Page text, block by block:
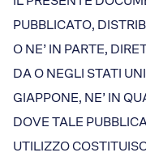
Dicono di
Approfondimenti
News
PUBBLICATO,
O NE’ IN PARTE,
DA O NEGLI STATI
GIAPPONE, NE’ IN
DOVE TALE
UTILIZZO